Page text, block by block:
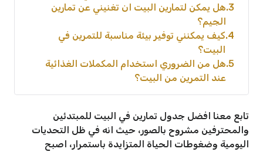
3 هل يمكن لتمارين البيت ان تغنيني عن تمارين
الجيم؟
4 كيف يمكنني توفير بيئة مناسبة للتمرين في
البيت؟
5 هل من الضروري استخدام المكملات الغذائية
عند التمرين من البيت؟
تابع معنا افضل جدول تمارين في البيت للمبتدئين
والمحترفين مشروح بالصور، حيث انه في ظل التحديات
اليومية وضغوطات الحياة المتزايدة باستمرار، اصبح